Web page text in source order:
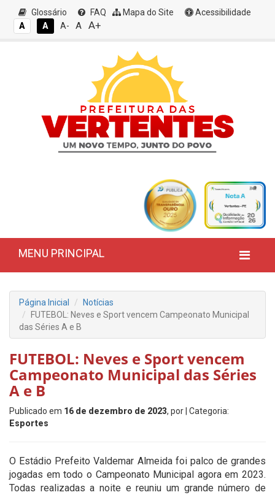
Glossário FAQ Mapa do Site
Acessibilidade
A
A A- A A+
MENU PRINCIPAL
Página Inicial
Notícias
FUTEBOL: Neves e Sport vencem Campeonato Municipal
das Séries A e B
FUTEBOL: Neves e Sport vencem
Campeonato Municipal das Séries
A e B
Publicado em 16 de dezembro de 2023, por | Categoria:
Esportes
O Estádio Prefeito Valdemar Almeida foi palco de grandes
jogadas em todo o Campeonato Municipal agora em 2023.
Todas realizadas a noite e reuniu um grande número de